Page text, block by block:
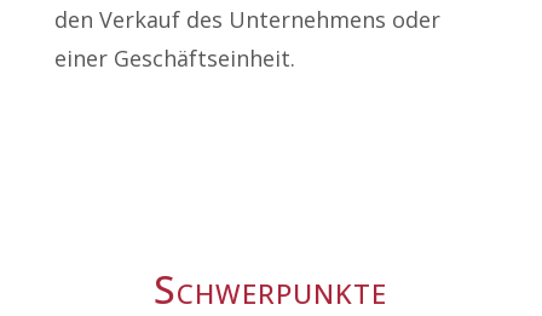
den Verkauf des Unternehmens oder
einer Geschäftseinheit.
Schwerpunkte